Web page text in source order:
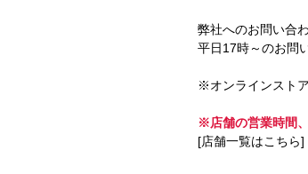
弊社へのお問い合
平日17時～のお問
※オンラインスト
※店舗の営業時間
[店舗一覧はこちら]